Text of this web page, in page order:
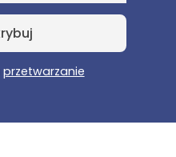
przetwarzanie